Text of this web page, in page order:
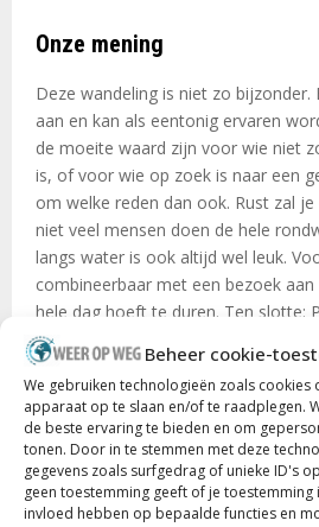
Beheer cookie-
We gebruiken technologieën zoals cookies
apparaat op te slaan en/of te raadplegen.
de beste ervaring te bieden en om
tonen. Door in te stemmen met deze
gegevens zoals surfgedrag of unieke ID's
geen toestemming geeft of je
invloed hebben op bepaalde functies en
Onze mening
Deze wandeling is niet zo bijzonder.
aan en kan als eentonig ervaren
de moeite waard zijn voor wie niet
is, of voor wie op zoek is naar een
om welke reden dan ook. Rust zal
niet veel mensen doen de hele
langs water is ook altijd wel leuk.
combineerbaar met een bezoek
hele dag hoeft te duren. Ten slotte:
schandalig genoeg, de watervallen
waardoor je toegang tot het park
mooi zicht te krijgen. Reken daar
Wandelthermometer
Must